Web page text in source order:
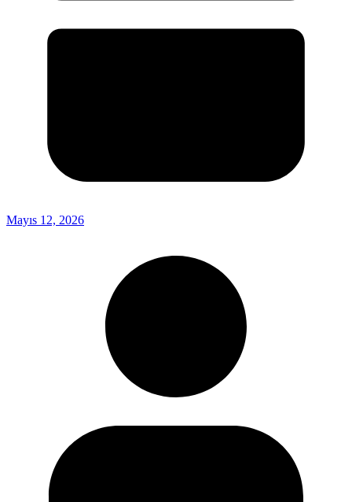
Mayıs 12, 2026